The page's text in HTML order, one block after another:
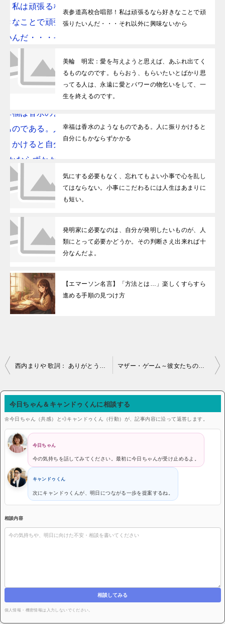
表参道高校合唱部！私は頑張るなら好きなことで頑
張りたいんだ・・・それ以外に興味ないから
美輪 明宏：愛を与えようと思えば、あふれ出てく
るものなのです。もらおう、もらいたいとばかり思
ってる人は、永遠に愛とパワーの物乞いをして、一
生を終えるのです。
幸福は香水のようなものである。人に振りかけると
自分にもかならずかかる
気にする必要もなく、忘れてもよい小事で心を乱し
てはならない。小事にこだわるには人生はあまりに
も短い。
発明家に必要なのは、自分が発明したいものが、人
類にとって必要かどうか。その判断さえ出来れば十
分なんだよ。
【エマーソン名言】「方法とは…」楽しくすらすら
進める手順の見つけ方
投稿ナビゲーション 西内まりや 歌詞： ありがとう ずっとこの想い胸に溢れ続ける。不安や悲しみ大きな壁も きっと乗り越えられる マザー・ゲーム～彼女たちの階級～：女だってね、子供を産んだからって、すぐに完璧な母親になれる訳じゃないんです！子供が5歳で、お母さんも５歳なんです。
今日ちゃん＆キャンドゥくんに相談する
🌼今日ちゃん（共感）と💨キャンドゥくん（行動）が、記事内容に沿って返答します。
今日ちゃん
今の気持ちを話してみてください。最初に今日ちゃんが受け止めるよ。
キャンドゥくん
次にキャンドゥくんが、明日につながる一歩を提案するね。
相談内容
相談してみる
個人情報・機密情報は入力しないでください。